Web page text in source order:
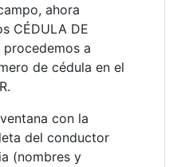
ahora
CÉDULA DE
procedemos a
de cédula en el
con la
del conductor
(nombres y